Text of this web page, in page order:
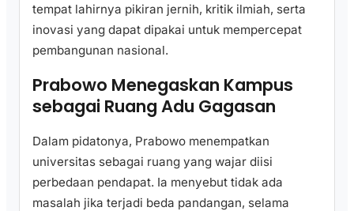
tempat lahirnya pikiran jernih, kritik ilmiah, serta
inovasi yang dapat dipakai untuk mempercepat
pembangunan nasional.
Prabowo Menegaskan Kampus
sebagai Ruang Adu Gagasan
Dalam pidatonya, Prabowo menempatkan
universitas sebagai ruang yang wajar diisi
perbedaan pendapat. Ia menyebut tidak ada
masalah jika terjadi beda pandangan, selama